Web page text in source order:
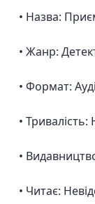
• Назва:
• Жанр:
• Формат:
•
•
• Читає: